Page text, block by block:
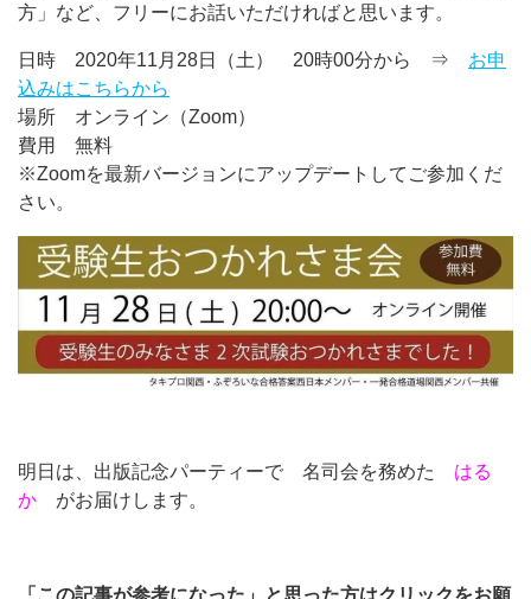
方」など、フリーにお話いただければと思います。
日時 2020年11月28日（土） 20時00分から ⇒ お申
込みはこちらから
場所 オンライン（Zoom）
費用 無料
※Zoomを最新バージョンにアップデートしてご参加くだ
さい。
明日は、出版記念パーティーで 名司会を務めた はる
か がお届けします。